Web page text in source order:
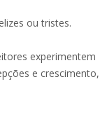
ou tristes.
experimentem
e crescimento,